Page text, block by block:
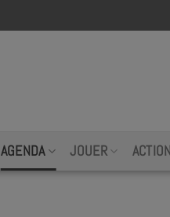
AGENDA JOUER